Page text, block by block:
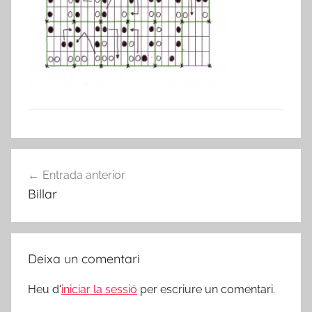
d'entrades
Entrada anterior
Billar
Deixa un comentari
Heu d'iniciar la sessió per escriure un comentari.